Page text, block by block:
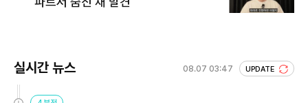
실시간 뉴스 08.07 03:47 UPDATE